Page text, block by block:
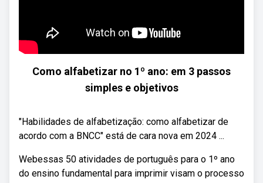
Como alfabetizar no 1º ano: em 3 passos
simples e objetivos
"Habilidades de alfabetização: como alfabetizar de
acordo com a BNCC" está de cara nova em 2024 ...
Webessas 50 atividades de português para o 1º ano
do ensino fundamental para imprimir visam o processo